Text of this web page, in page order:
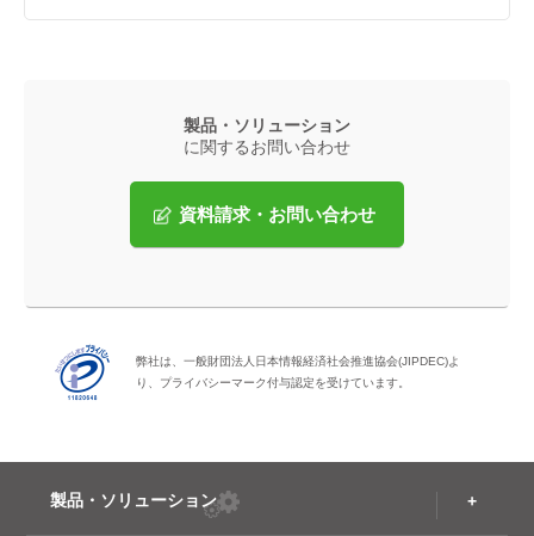
製品・ソリューション
に関するお問い合わせ
資料請求・お問い合わせ
弊社は、一般財団法人日本情報経済社会推進協会(JIPDEC)よ
り、プライバシーマーク付与認定を受けています。
製品・ソリューション